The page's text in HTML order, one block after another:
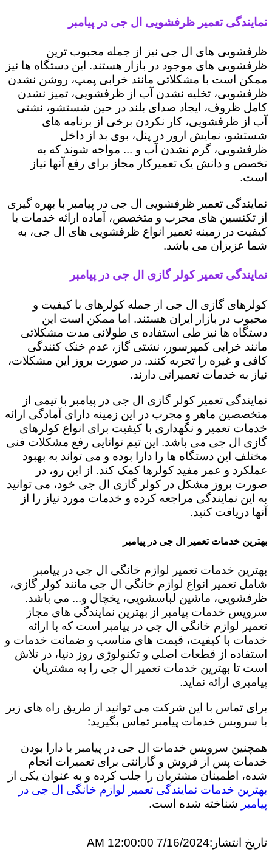
نمایندگی تعمیر ظرفشویی ال جی در پیامبر
ظرفشویی های ال جی نیز از جمله محبوب ترین
ظرفشویی های موجود در بازار هستند. این دستگاه ها نیز
ممکن است با مشکلاتی مانند خرابی پمپ، روشن نشدن
ظرفشویی، تخلیه نشدن آب از ظرفشویی، تمیز نشدن
کامل ظروف، ایجاد صدای بلند در حین شستشو، نشتی
آب از ظرفشویی، کار نکردن برخی از برنامه های
شستشو، نمایش ارور در پنل، بوی بد از داخل
ظرفشویی، گرم نشدن آب و ... مواجه شوند که به
تخصص و دانش یک تعمیرکار مجاز برای رفع آنها نیاز
است.
نمایندگی تعمیر ظرفشویی ال جی در پیامبر با بهره گیری
از تکنسین های مجرب و متخصص، آماده ارائه خدمات با
کیفیت در زمینه تعمیر انواع ظرفشویی های ال جی، به
شما عزیزان می باشد.
نمایندگی تعمیر کولر گازی ال جی در پیامبر
کولرهای گازی ال جی از جمله کولرهای با کیفیت و
محبوب در بازار ایران هستند. اما ممکن است این
دستگاه ها نیز طی استفاده ی طولانی مدت مشکلاتی
مانند خرابی کمپرسور، نشتی گاز، عدم خنک کنندگی
کافی و غیره را تجربه کنند. در صورت بروز این مشکلات،
نیاز به خدمات تعمیراتی دارند.
نمایندگی تعمیر کولر گازی ال جی در پیامبر با تیمی از
متخصصین ماهر و مجرب در این زمینه دارای آمادگی ارائه
خدمات تعمیر و نگهداری با کیفیت برای انواع کولرهای
گازی ال جی می باشد. این تیم توانایی رفع مشکلات فنی
مختلف این دستگاه ها را دارا بوده و می تواند به بهبود
عملکرد و عمر مفید کولرها کمک کند. از این رو، در
صورت بروز مشکل در کولر گازی ال جی خود، می توانید
به این نمایندگی مراجعه کرده و خدمات مورد نیاز را از
آنها دریافت کنید.
بهترین خدمات تعمیر ال جی در پیامبر
بهترین خدمات تعمیر لوازم خانگی ال جی در پیامبر
شامل تعمیر انواع لوازم خانگی ال جی مانند کولر گازی،
ظرفشویی، ماشین لباسشویی، یخچال و... می باشد.
سرویس خدمات پیامبر از بهترین نمایندگی های مجاز
تعمیر لوازم خانگی ال جی در پیامبر است که با ارائه
خدمات با کیفیت، قیمت های مناسب و ضمانت خدمات و
استفاده از قطعات اصلی و تکنولوژی روز دنیا، در تلاش
است تا بهترین خدمات تعمیر ال جی را به مشتریان
پیامبری ارائه نماید.
برای تماس با این شرکت می توانید از طریق راه های زیر
با سرویس خدمات پیامبر تماس بگیرید:
همچنین سرویس خدمات ال جی در پیامبر با دارا بودن
خدمات پس از فروش و گارانتی برای تعمیرات انجام
شده، اطمینان مشتریان را جلب کرده و به عنوان یکی از
بهترین خدمات نمایندگی تعمیر لوازم خانگی ال جی در
پیامبر شناخته شده است.
تاریخ انتشار:7/16/2024 12:00:00 AM